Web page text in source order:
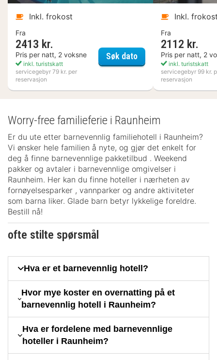
Inkl. frokost
Fra
2413 kr.
Pris per natt, 2 voksne
inkl. turistskatt
servicegebyr 79 kr. per
reservasjon
Søk datoKosta Boda Art Hotel
Inkl.
Fra
2112 kr.
Pris per natt, 2
inkl. turistskatt
servicegebyr 99 kr.
reservasjon
Worry-free familieferie i Raunheim
Er du ute etter barnevennlig familiehotell i Raunheim?
Vi ønsker hele familien å nyte, og gjør det enkelt for
deg å finne barnevennlige pakketilbud . Weekend
pakker og avtaler i barnevennlige omgivelser i
Raunheim. Her kan du finne hoteller i nærheten av
fornøyelsesparker , vannparker og andre aktiviteter
som barna liker. Glade barn betyr lykkelige foreldre.
Bestill nå!
ofte stilte spørsmål
Hva er et barnevennlig hotell?
Hvor mye koster en overnatting på et
barnevennlig hotell i Raunheim?
Hva er fordelene med barnevennlige
hoteller i Raunheim?